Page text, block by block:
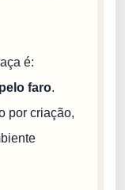
é:
faro.
por criação,